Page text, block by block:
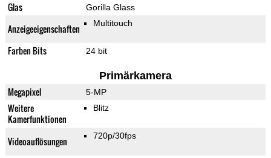
Glas Gorilla Glass
Anzeigeeigenschaften Multitouch
Farben Bits 24 bit
Primärkamera
Megapixel 5-MP
Weitere
Kamerfunktionen
Blitz
Videoauflösungen 720p/30fps